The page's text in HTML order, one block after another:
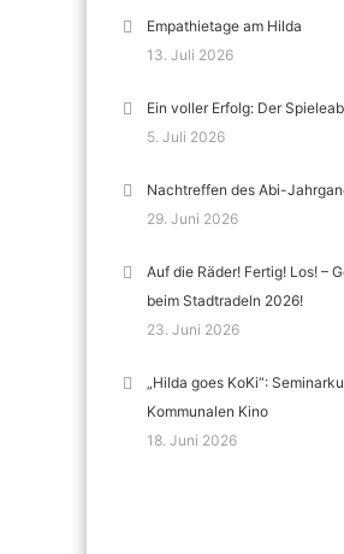
Empathietage am Hilda
13. Juli 2026
Ein voller Erfolg: Der
5. Juli 2026
Nachtreffen des Abi-
29. Juni 2026
Auf die Räder! Fertig! Los! –
beim Stadtradeln 2026!
23. Juni 2026
„Hilda goes KoKi“:
Kommunalen Kino
18. Juni 2026